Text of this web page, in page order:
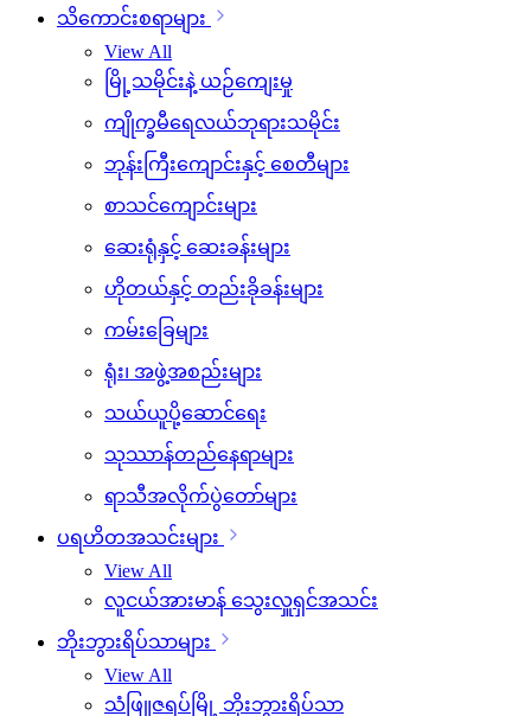
သိ‌ကောင်းစရာများ
View All
မြို့သမိုင်းနဲ့ ယဉ်ကျေးမှု
ကျိုက္ခမီရေလယ်ဘုရားသမိုင်း
ဘုန်းကြီးကျောင်းနှင့် စေတီများ
စာသင်ကျောင်းများ
ဆေးရုံနှင့် ဆေးခန်းများ
ဟိုတယ်နှင့် တည်းခိုခန်းများ
ကမ်းခြေများ
ရုံး၊ အဖွဲ့အစည်းများ
သယ်ယူပို့ဆောင်ရေး
သုဿာန်တည်နေရာများ
ရာသီအလိုက်ပွဲတော်များ
ပရဟိတအသင်းများ
View All
လူငယ်အားမာန် သွေးလှူရှင်အသင်း
ဘိုးဘွားရိပ်သာများ
View All
သံဖြူဇရပ်မြို့ ဘိုးဘွားရိပ်သာ